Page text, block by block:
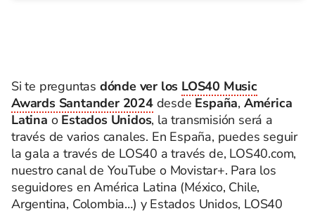
Si te preguntas dónde ver los LOS40 Music
Awards Santander 2024desde España, América
Latina o Estados Unidos, la transmisión será a
través de varios canales. En España, puedes seguir
la gala a través de LOS40 a través de, LOS40.com,
nuestro canal de YouTube o Movistar+. Para los
seguidores en América Latina (México, Chile,
Argentina, Colombia…) y Estados Unidos, LOS40